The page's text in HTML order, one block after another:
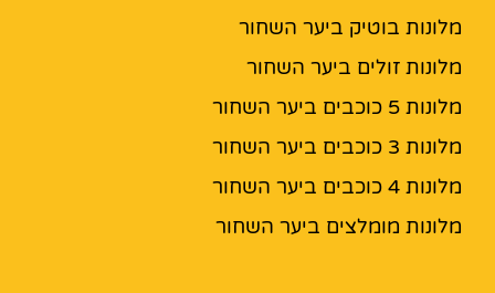
מלונות בוטיק ביער השחור
מלונות זולים ביער השחור
מלונות 5 כוכבים ביער השחור
מלונות 3 כוכבים ביער השחור
מלונות 4 כוכבים ביער השחור
מלונות מומלצים ביער השחור